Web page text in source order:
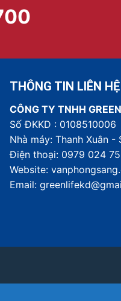
THÔNG TIN LIÊN HỆ
CÔNG TY TNHH
Số ĐKKD : 0108510006
Nhà máy: Thanh Xuân -
Điện thoại: 0979 024
Website:
Email: